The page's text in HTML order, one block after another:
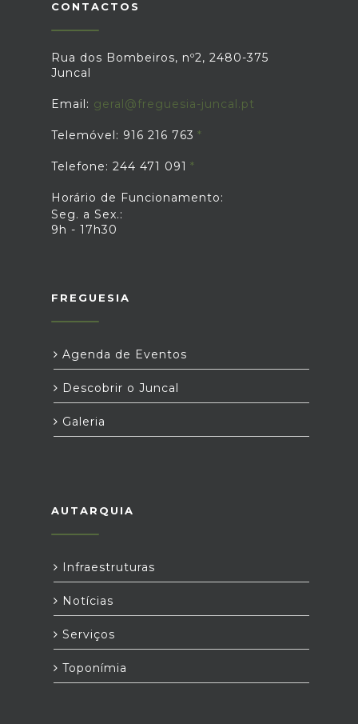
CONTACTOS
Rua dos Bombeiros, nº2, 2480-375
Juncal
Email: geral@freguesia-juncal.pt
Telemóvel: 916 216 763
Telefone: 244 471 091
Horário de Funcionamento:
Seg. a Sex.:
9h - 17h30
FREGUESIA
Agenda de Eventos
Descobrir o Juncal
Galeria
AUTARQUIA
Infraestruturas
Notícias
Serviços
Toponímia